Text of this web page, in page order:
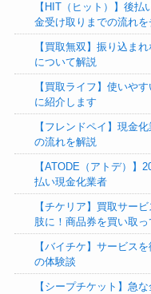
【HIT（ヒット）】後
金受け取りまでの流れを
【買取無双】振り込ま
について解説
【買取ライフ】使いや
に紹介します
【フレンドペイ】現金
の流れを解説
【ATODE（アトデ）】
払い現金化業者
【チケリア】買取サー
肢に！商品券を買い取
【バイチケ】サービス
の体験談
【シープチケット】急